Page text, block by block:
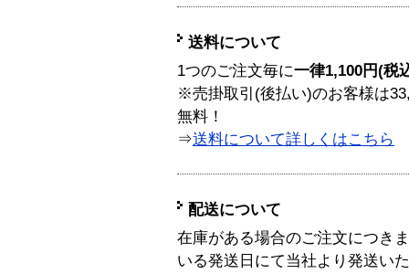
送料について
1つのご注文毎に一律1,100円(税
※売掛取引(後払い)のお客様は
無料！
⇒送料について詳しくはこちら
配送について
在庫がある場合のご注文につき
いる発送日にて当社より発送い